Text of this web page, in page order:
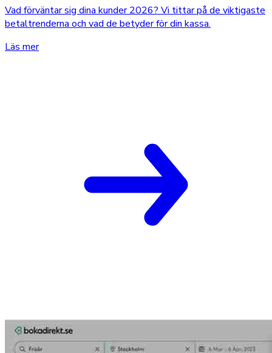
Vad förväntar sig dina kunder 2026? Vi tittar på de viktigaste
betaltrenderna och vad de betyder för din kassa.
Läs mer